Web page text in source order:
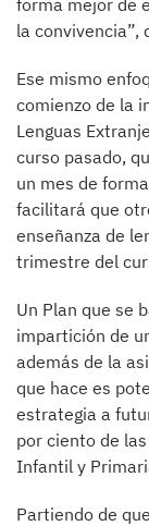
forma mejor de
la convivencia”,
Ese mismo
comienzo de la
Lenguas
curso pasado,
un mes de
facilitará que
enseñanza de
trimestre del
Un Plan que se
impartición de
además de la
que hace es
estrategia a
por ciento de
Infantil y
Partiendo de